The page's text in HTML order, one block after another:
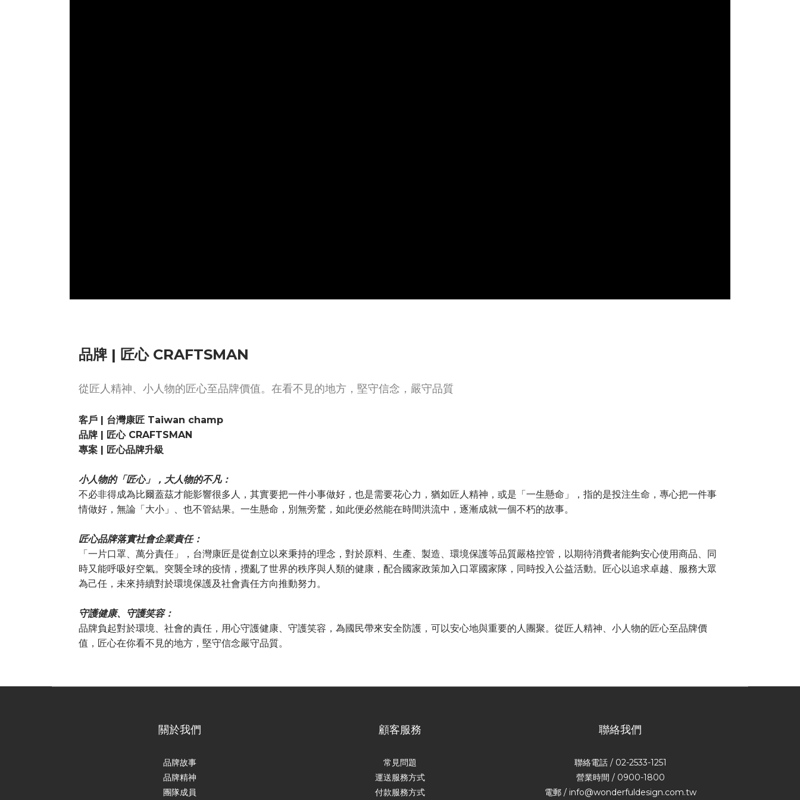
品牌 | 匠心 CRAFTSMAN
從匠人精神、小人物的匠心至品牌價值。在看不見的地方，堅守信念，嚴守品質
客戶 | 台灣康匠 Taiwan champ
品牌 | 匠心 CRAFTSMAN
專案 | 匠心品牌升級
小人物的「匠心」，大人物的不凡：
不必非得成為比爾蓋茲才能影響很多人，其實要把一件小事做好，也是需要花心力，猶如匠人精神，或是「一生懸命」，指的是投注生命，專心把一件事
情做好，無論「大小」、也不管結果。一生懸命，別無旁騖，如此便必然能在時間洪流中，逐漸成就一個不朽的故事。
匠心品牌落實社會企業責任：
「一片口罩、萬分責任」，台灣康匠是從創立以來秉持的理念，對於原料、生產、製造、環境保護等品質嚴格控管，以期待消費者能夠安心使用商品、同
時又能呼吸好空氣。突襲全球的疫情，攪亂了世界的秩序與人類的健康，配合國家政策加入口罩國家隊，同時投入公益活動。匠心以追求卓越、服務大眾
為己任，未來持續對於環境保護及社會責任方向推動努力。
守護健康、守護笑容：
品牌負起對於環境、社會的責任，⽤⼼守護健康、守護笑容，為國民帶來安全防護，可以安心地與重要的人團聚。從匠人精神、小人物的匠心至品牌價
值，匠心在你看不見的地方，堅守信念嚴守品質。
關於我們
品牌故事
品牌精神
團隊成員
顧客服務
常見問題
運送服務方式
付款服務方式
聯絡我們
聯絡電話 / 02-2533-1251
營業時間 / 0900-1800
電郵 / info@wonderfuldesign.com.tw